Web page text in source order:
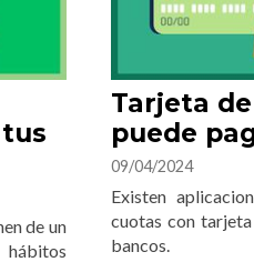
de un
Tarjeta
puede
09/04/2024
Existen
cuotas con
bancos.